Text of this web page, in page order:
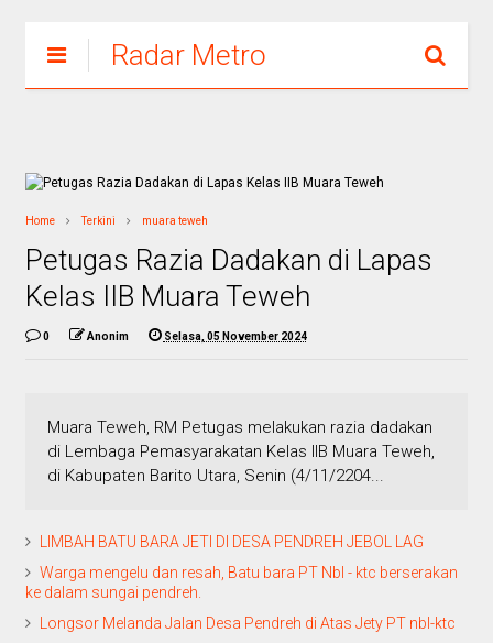
Radar Metro
Home Terkini muara teweh
Petugas Razia Dadakan di Lapas
Kelas IIB Muara Teweh
0 Anonim Selasa, 05 November 2024
Muara Teweh, RM Petugas melakukan razia dadakan
di Lembaga Pemasyarakatan Kelas IIB Muara Teweh,
di Kabupaten Barito Utara, Senin (4/11/2204...
LIMBAH BATU BARA JETI DI DESA PENDREH JEBOL LAG
Warga mengelu dan resah, Batu bara PT Nbl - ktc berserakan
ke dalam sungai pendreh.
Longsor Melanda Jalan Desa Pendreh di Atas Jety PT nbl-ktc